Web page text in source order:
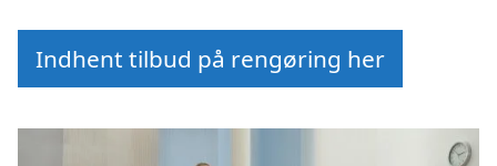
Indhent tilbud på rengøring her